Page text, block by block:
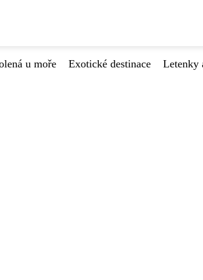
u moře Exotické destinace Letenky